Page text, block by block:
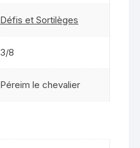
Défis et Sortilèges
3/8
Péreim le chevalier